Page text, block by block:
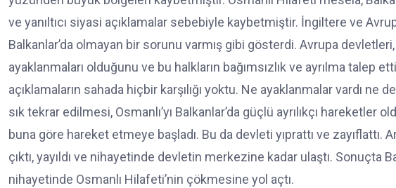
ve yanıltıcı siyasi açıklamalar sebebiyle kaybetmiştir. İngiltere ve
Balkanlar’da olmayan bir sorunu varmış gibi gösterdi. Avrupa
ayaklanmaları olduğunu ve bu halkların bağımsızlık ve ayrılma talep
açıklamaların sahada hiçbir karşılığı yoktu. Ne ayaklanmalar vardı ne
sık tekrar edilmesi, Osmanlı’yı Balkanlar’da güçlü ayrılıkçı hareketler
buna göre hareket etmeye başladı. Bu da devleti yıprattı ve
çıktı, yayıldı ve nihayetinde devletin merkezine kadar ulaştı. Sonuçta
nihayetinde Osmanlı Hilafeti’nin çökmesine yol açtı.